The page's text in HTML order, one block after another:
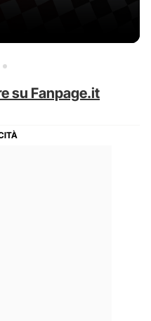
su Fanpage.it